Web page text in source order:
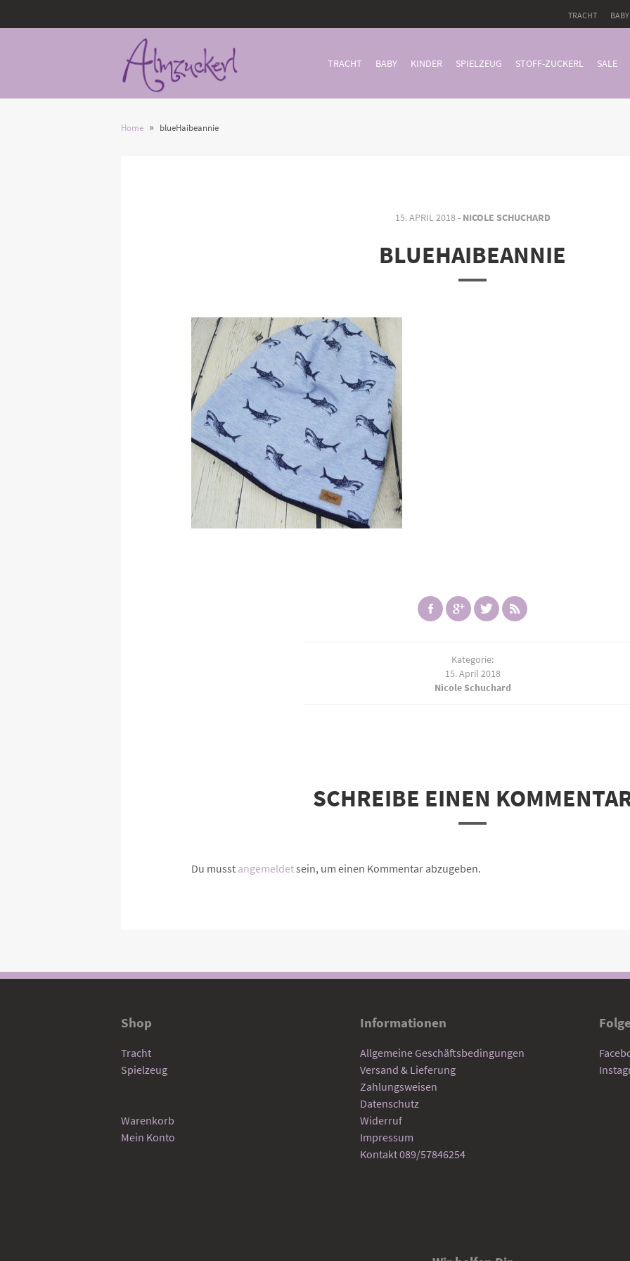
TRACHT BABY
TRACHT BABY KINDER SPIELZEUG STOFF-ZUCKERL SALE
Home » blueHaibeannie
15. APRIL 2018 - NICOLE SCHUCHARD
BLUEHAIBEANNIE
Kategorie:
15. April 2018
Nicole Schuchard
SCHREIBE EINEN
Du musst angemeldetsein, um einen Kommentar abzugeben.
Shop
Tracht
Spielzeug
Warenkorb
Mein Konto
Informationen
Allgemeine Geschäftsbedingungen
Versand & Lieferung
Zahlungsweisen
Datenschutz
Widerruf
Impressum
Kontakt 089/57846254